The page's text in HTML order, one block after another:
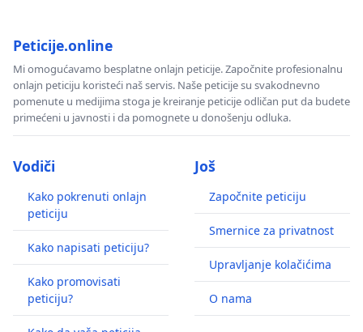
Peticije.online
Mi omogućavamo besplatne onlajn peticije. Započnite profesionalnu
onlajn peticiju koristeći naš servis. Naše peticije su svakodnevno
pomenute u medijima stoga je kreiranje peticije odličan put da budete
primećeni u javnosti i da pomognete u donošenju odluka.
Vodiči
Kako pokrenuti onlajn
peticiju
Kako napisati peticiju?
Kako promovisati
peticiju?
Još
Započnite peticiju
Smernice za privatnost
Upravljanje kolačićima
O nama